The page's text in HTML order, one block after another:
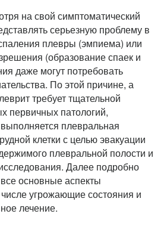
на свой симптоматический
серьезную проблему в
плевры (эмпиема) или
(образование спаек и
даже могут потребовать
По этой причине, а
требует тщательной
первичных патологий,
выполняется плевральная
клетки с целью эвакуации
плевральной полости и
Далее подробно
основные аспекты
угрожающие состояния и
лечение.